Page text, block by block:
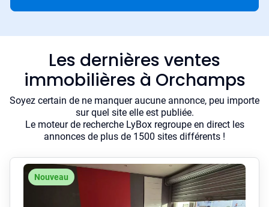
Les dernières ventes
immobilières à Orchamps
Soyez certain de ne manquer aucune annonce, peu importe
sur quel site elle est publiée.
Le moteur de recherche LyBox regroupe en direct les
annonces de plus de 1500 sites différents !
Nouveau